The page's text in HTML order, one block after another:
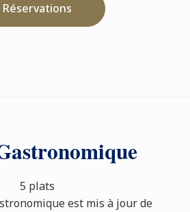
Réservations
5 plats
est mis à jour de